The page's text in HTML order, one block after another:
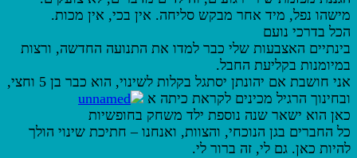
מישהו נפל, מיד אחר מבקש סליחה. אין בכי, אין מכות.
הכל בדרכי נועם
בינתיים האצבעות שלי כבר למדו את התנועה החדשה, ורצות
במיומנות בקליעת החבל.
אני חושבת אם יהונתן יסתגל בקלות לשינוי, הוא כבר בן 5 וחצי,
ובחינוך הרגיל מכינים לקראת כיתה א
כאן הוא ישאר שנה נוספת ילד משחק בחופשיות
כל החברים בגן הנוכחי, והצוות, ואנחנו – חתיכת שינוי הולך
להיות כאן. גם לי, זה ברור לי.